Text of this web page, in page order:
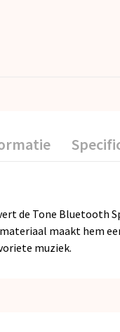
de Tone Bluetooth
maakt hem
muziek.